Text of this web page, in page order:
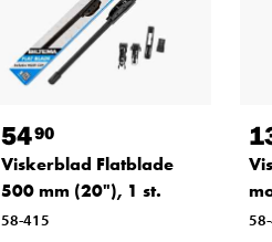
5490
Viskerblad Flatblade
500 mm (20"), 1 st.
58-415